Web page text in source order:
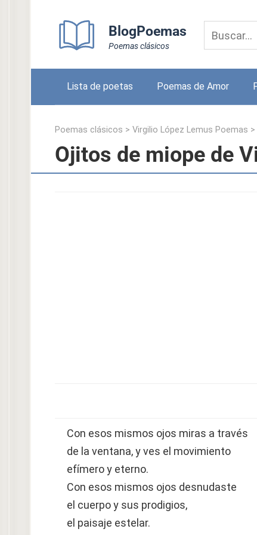
BlogPoemas
Poemas clásicos
Lista de poetas Poemas de Amor
Poemas clásicos > Virgilio López Lemus Poemas >
Ojitos de miope de
Con esos mismos ojos miras a través
de la ventana, y ves el movimiento
efímero y eterno.
Con esos mismos ojos desnudaste
el cuerpo y sus prodigios,
el paisaje estelar.